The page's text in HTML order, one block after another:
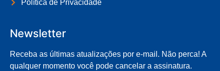
Política de Privacidade
Newsletter
Receba as últimas atualizações por e-mail. Não perca! A
qualquer momento você pode cancelar a assinatura.